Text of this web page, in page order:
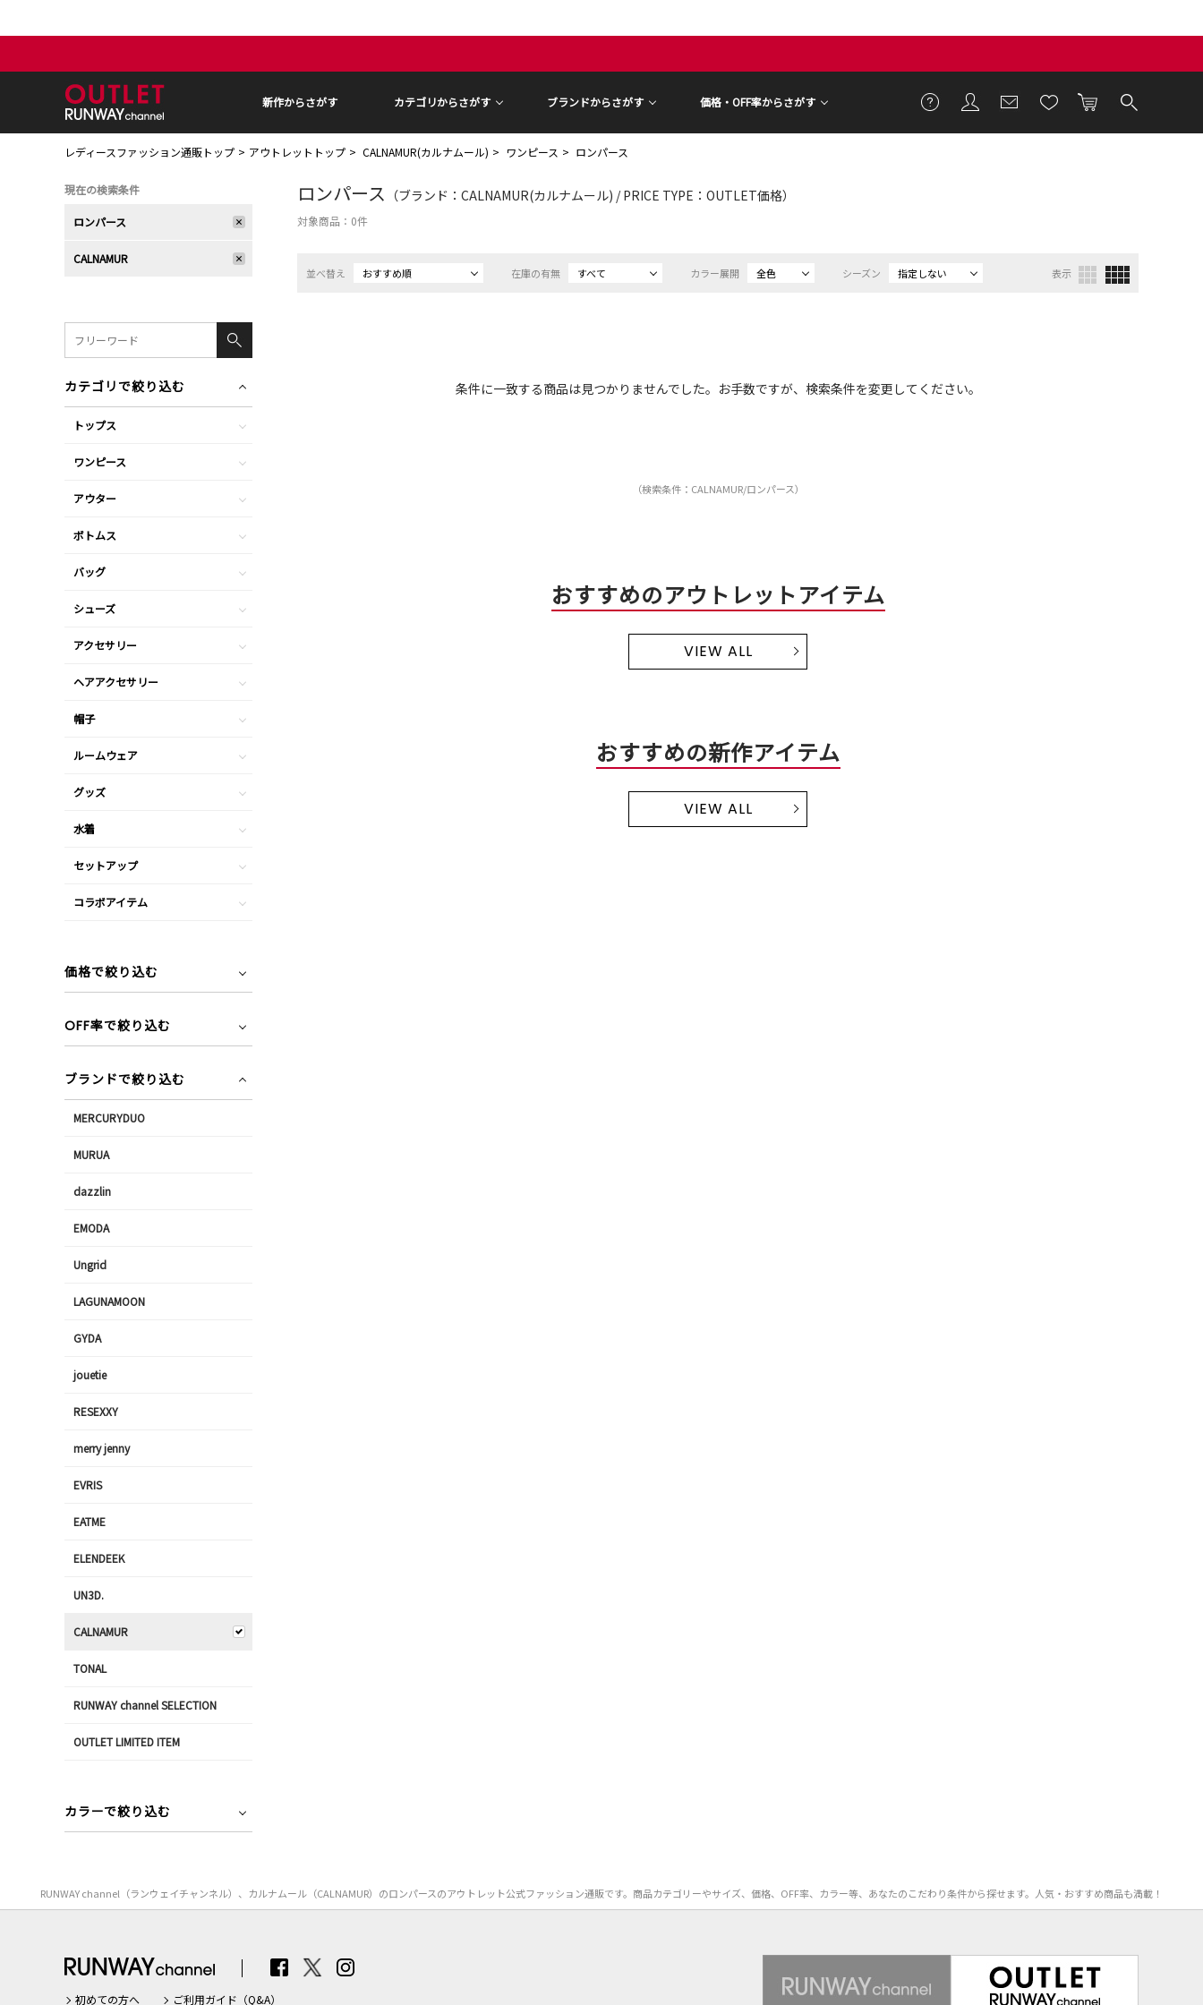
新作からさがす カテゴリからさがす ブランドからさがす 価格・OFF率からさがす
レディースファッション通販トップ アウトレットトップ CALNAMUR(カルナムール) ワンピース ロンパース
ロンパース （ブランド：CALNAMUR(カルナムール) / PRICE TYPE：OUTLET価格）
対象商品： 0件
並べ替え おすすめ順 在庫の有無 すべて カラー展開 全色 シーズン 指定しない 表示
条件に一致する商品は見つかりませんでした。お手数ですが、検索条件を変更してください。
（検索条件：CALNAMUR/ロンパース）
おすすめのアウトレットアイテム
VIEW ALL
おすすめの新作アイテム
VIEW ALL
現在の検索条件
ロンパース
CALNAMUR
カテゴリで絞り込む
トップス
ワンピース
アウター
ボトムス
バッグ
シューズ
アクセサリー
ヘアアクセサリー
帽子
ルームウェア
グッズ
水着
セットアップ
コラボアイテム
価格で絞り込む
OFF率で絞り込む
ブランドで絞り込む
MERCURYDUO
MURUA
dazzlin
EMODA
Ungrid
LAGUNAMOON
GYDA
jouetie
RESEXXY
merry jenny
EVRIS
EATME
ELENDEEK
UN3D.
CALNAMUR
TONAL
RUNWAY channel SELECTION
OUTLET LIMITED ITEM
カラーで絞り込む
RUNWAY channel（ランウェイチャンネル）、カルナムール（CALNAMUR）のロンパースのアウトレット公式ファッション通販です。商品カテゴリーやサイズ、価格、OFF率、カラー等、あなたのこだわり条件から探せます。人気・おすすめ商品も満載！
初めての方へ ご利用ガイド（Q&A）